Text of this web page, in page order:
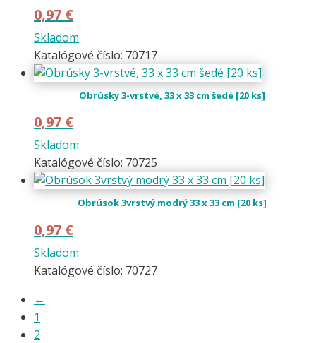
0,97 €
Skladom
Katalógové číslo: 70717
Obrúsky 3-vrstvé, 33 x 33 cm šedé [20 ks]
0,97 €
Skladom
Katalógové číslo: 70725
Obrúsok 3vrstvý modrý 33 x 33 cm [20 ks]
0,97 €
Skladom
Katalógové číslo: 70727
←
1
2